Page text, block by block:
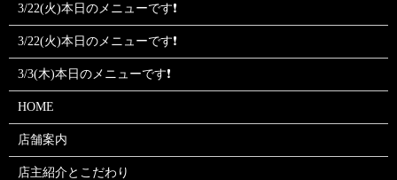
3/22(火)本日のメニューです❗
3/22(火)本日のメニューです❗
3/3(木)本日のメニューです❗
HOME
店舗案内
店主紹介とこだわり